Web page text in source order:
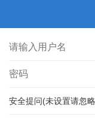
安全提问(未设置请忽